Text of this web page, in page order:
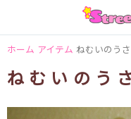
ホーム アイテム ねむいのう
ねむいのう